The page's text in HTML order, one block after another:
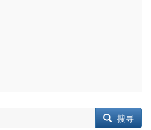
搜寻